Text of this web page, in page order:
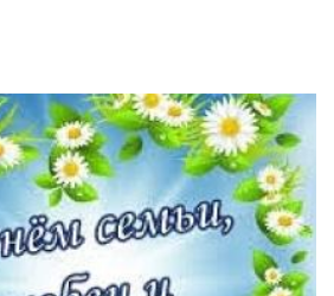
специалистов, которым предстоит
и строить будущее нашей великой